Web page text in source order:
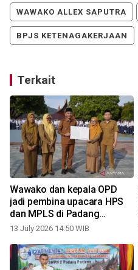
WAWAKO ALLEX SAPUTRA
BPJS KETENAGAKERJAAN
Terkait
Wawako dan kepala OPD
jadi pembina upacara HPS
dan MPLS di Padang
Panjang
13 July 2026 14:50 WIB